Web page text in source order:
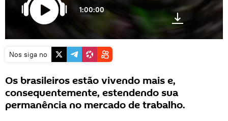
1:00:00
Nos siga no
Os brasileiros estão vivendo mais e,
consequentemente, estendendo sua
permanência no mercado de trabalho.